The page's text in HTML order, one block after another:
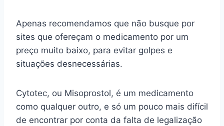
Apenas recomendamos que não busque por
sites que ofereçam o medicamento por um
preço muito baixo, para evitar golpes e
situações desnecessárias.
Cytotec, ou Misoprostol, é um medicamento
como qualquer outro, e só um pouco mais difícil
de encontrar por conta da falta de legalização